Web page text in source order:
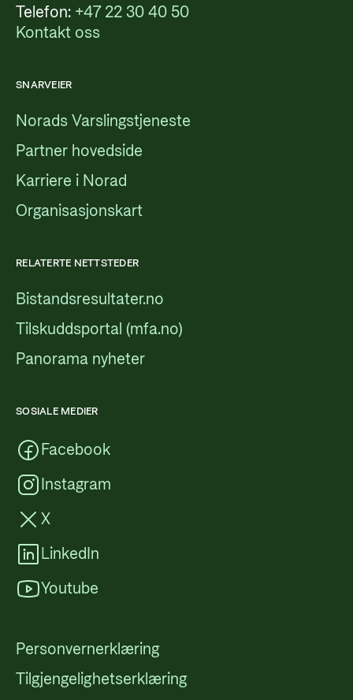
Telefon: +47 22 30 40 50
Kontakt oss
SNARVEIER
Norads Varslingstjeneste
Partner hovedside
Karriere i Norad
Organisasjonskart
RELATERTE NETTSTEDER
Bistandsresultater.no
Tilskuddsportal (mfa.no)
Panorama nyheter
SOSIALE MEDIER
Facebook
Instagram
X
LinkedIn
Youtube
Personvernerklæring
Tilgjengelighetserklæring